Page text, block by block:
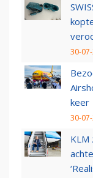
30-
keer
30-